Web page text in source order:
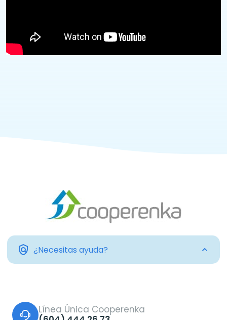
policy ¿Necesitas ayuda?
Línea Única Cooperenka